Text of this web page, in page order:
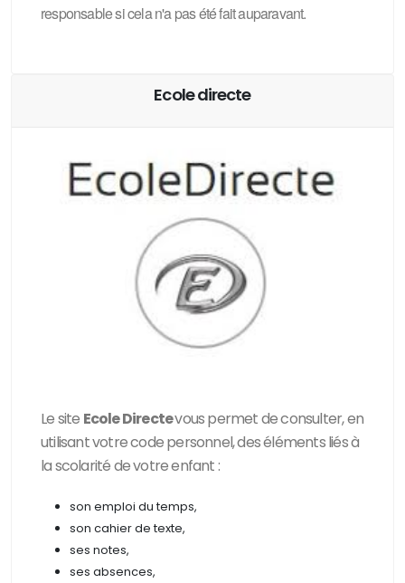
responsable si cela n'a pas été fait auparavant.
Ecole directe
Le site Ecole Directevous permet de consulter, en
utilisant votre code personnel, deséléments liés à
la scolarité de votre enfant :
son emploi du temps,
son cahier de texte,
ses notes,
ses absences,